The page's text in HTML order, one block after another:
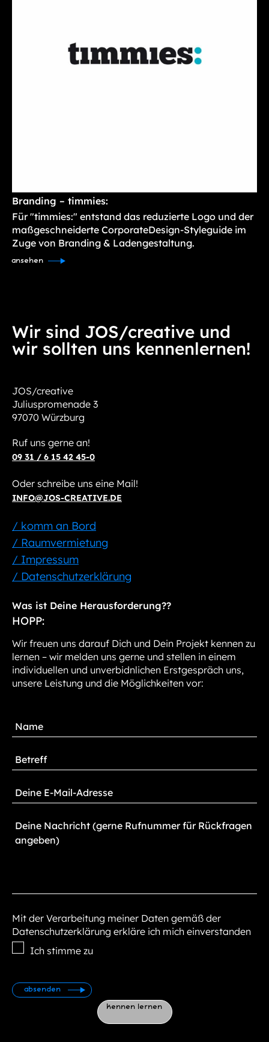
kennen lernen
Branding – timmies:
Für "timmies:" entstand das reduzierte Logo und der
maßgeschneiderte CorporateDesign-Styleguide im
Zuge von Branding & Ladengestaltung.
ansehen
Wir sind JOS/creative und
wir sollten uns kennenlernen!
JOS/creative
Juliuspromenade 3
97070 Würzburg
Ruf uns gerne an!
09 31 / 6 15 42 45-0
Oder schreibe uns eine Mail!
INFO@JOS-CREATIVE.DE
/ komm an Bord
/ Raumvermietung
/ Impressum
/ Datenschutzerklärung
Was ist Deine Herausforderung??
HOPP:
Wir freuen uns darauf Dich und Dein Projekt kennen zu
lernen – wir melden uns gerne und stellen in einem
individuellen und unverbidnlichen Erstgespräch uns,
unsere Leistung und die Möglichkeiten vor:
Mit der Verarbeitung meiner Daten gemäß der
Datenschutzerklärung erkläre ich mich einverstanden
Ich stimme zu